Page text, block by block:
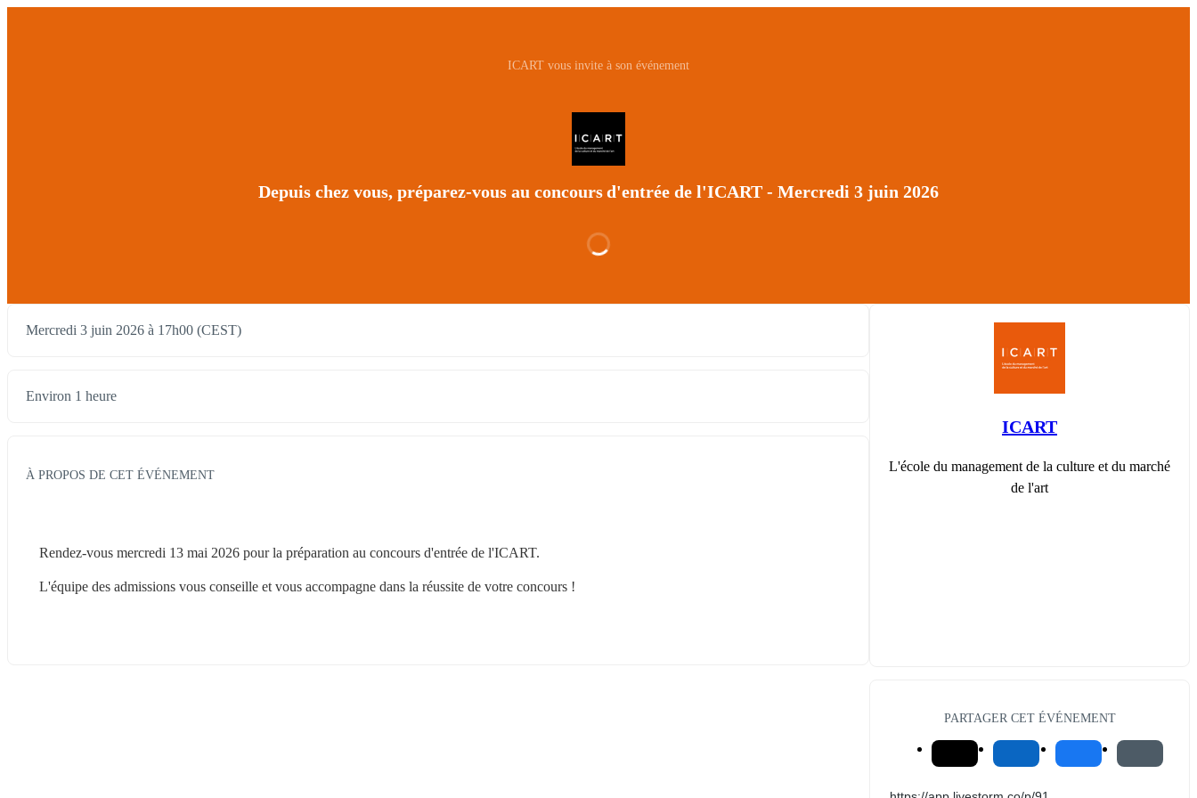
ICART vous invite à son événement
Depuis chez vous, préparez-vous au concours d'entrée de l'ICART - Mercredi 3 juin 2026
Mercredi 3 juin 2026 à 17h00 (CEST)
Environ 1 heure
À PROPOS DE CET ÉVÉNEMENT
Rendez-vous mercredi 13 mai 2026 pour la préparation au concours d'entrée de l'ICART.
L'équipe des admissions vous conseille et vous accompagne dans la réussite de votre concours !
ICART
L'école du management de la culture et du marché
de l'art
PARTAGER CET ÉVÉNEMENT